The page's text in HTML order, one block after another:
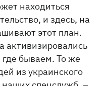
находиться
и здесь, на
этот план.
активизировались
бываем. То же
из украинского